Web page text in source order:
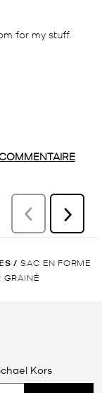
/ SAC EN FORME
GRAINÉ
Kors